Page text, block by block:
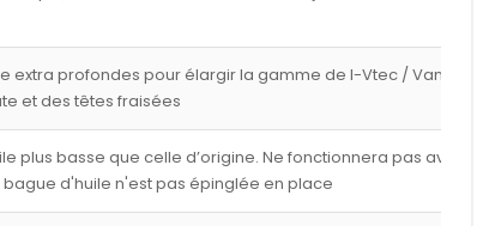
extra profondes pour élargir la gamme de I-Vtec / Vanos avec
et des têtes fraisées
plus basse que celle d’origine. Ne fonctionnera pas avec les
d'huile n'est pas épinglée en place